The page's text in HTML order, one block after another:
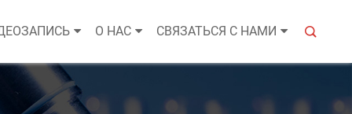
О НАС СВЯЗАТЬСЯ С НАМИ